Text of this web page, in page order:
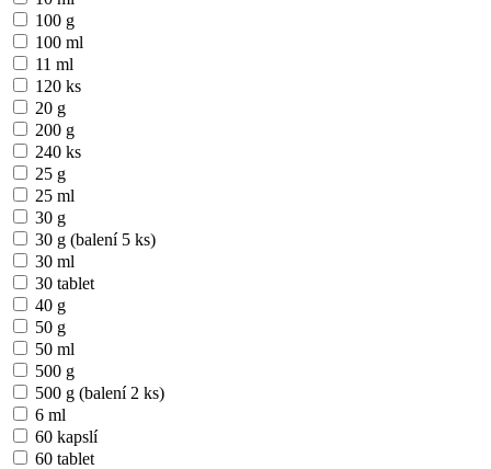
100 g
100 ml
11 ml
120 ks
20 g
200 g
240 ks
25 g
25 ml
30 g
30 g (balení 5 ks)
30 ml
30 tablet
40 g
50 g
50 ml
500 g
500 g (balení 2 ks)
6 ml
60 kapslí
60 tablet